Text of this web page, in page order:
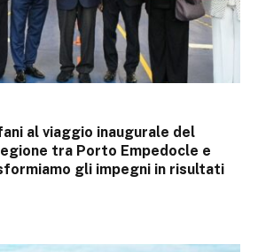
al viaggio inaugurale del
tra Porto Empedocle e
gli impegni in risultati